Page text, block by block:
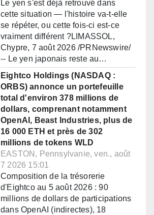
Le yen s'est déjà retrouvé dans
cette situation — l'histoire va-t-elle
se répéter, ou cette fois-ci est-ce
vraiment différent ?LIMASSOL,
Chypre, 7 août 2026 /PRNewswire/
-- Le yen japonais reste au…
Eightco Holdings (NASDAQ :
ORBS) annonce un portefeuille
total d'environ 378 millions de
dollars, comprenant notamment
OpenAI, Beast Industries, plus de
16 000 ETH et près de 302
millions de tokens WLD
EASTON, Pennsylvanie, ven., août
7 2026 15:01
Composition de la trésorerie
d'Eightco au 5 août 2026 : 90
millions de dollars de participations
dans OpenAI (indirectes), 18